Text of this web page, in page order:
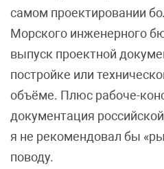
самом проектировании
Морского инженерного
выпуск проектной
постройке или
объёме. Плюс рабоче-
документация
я не рекомендовал бы
поводу.